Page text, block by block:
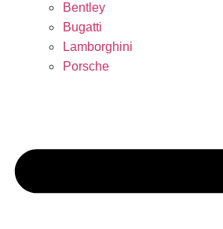
Bentley
Bugatti
Lamborghini
Porsche